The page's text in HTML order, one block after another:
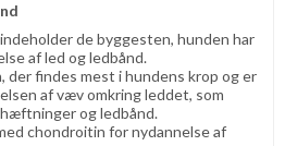
de byggesten, hunden har
af led og ledbånd.
der findes mest i hundens krop og er
af ​​væv omkring leddet, som
og ledbånd.
chondroitin for nydannelse af